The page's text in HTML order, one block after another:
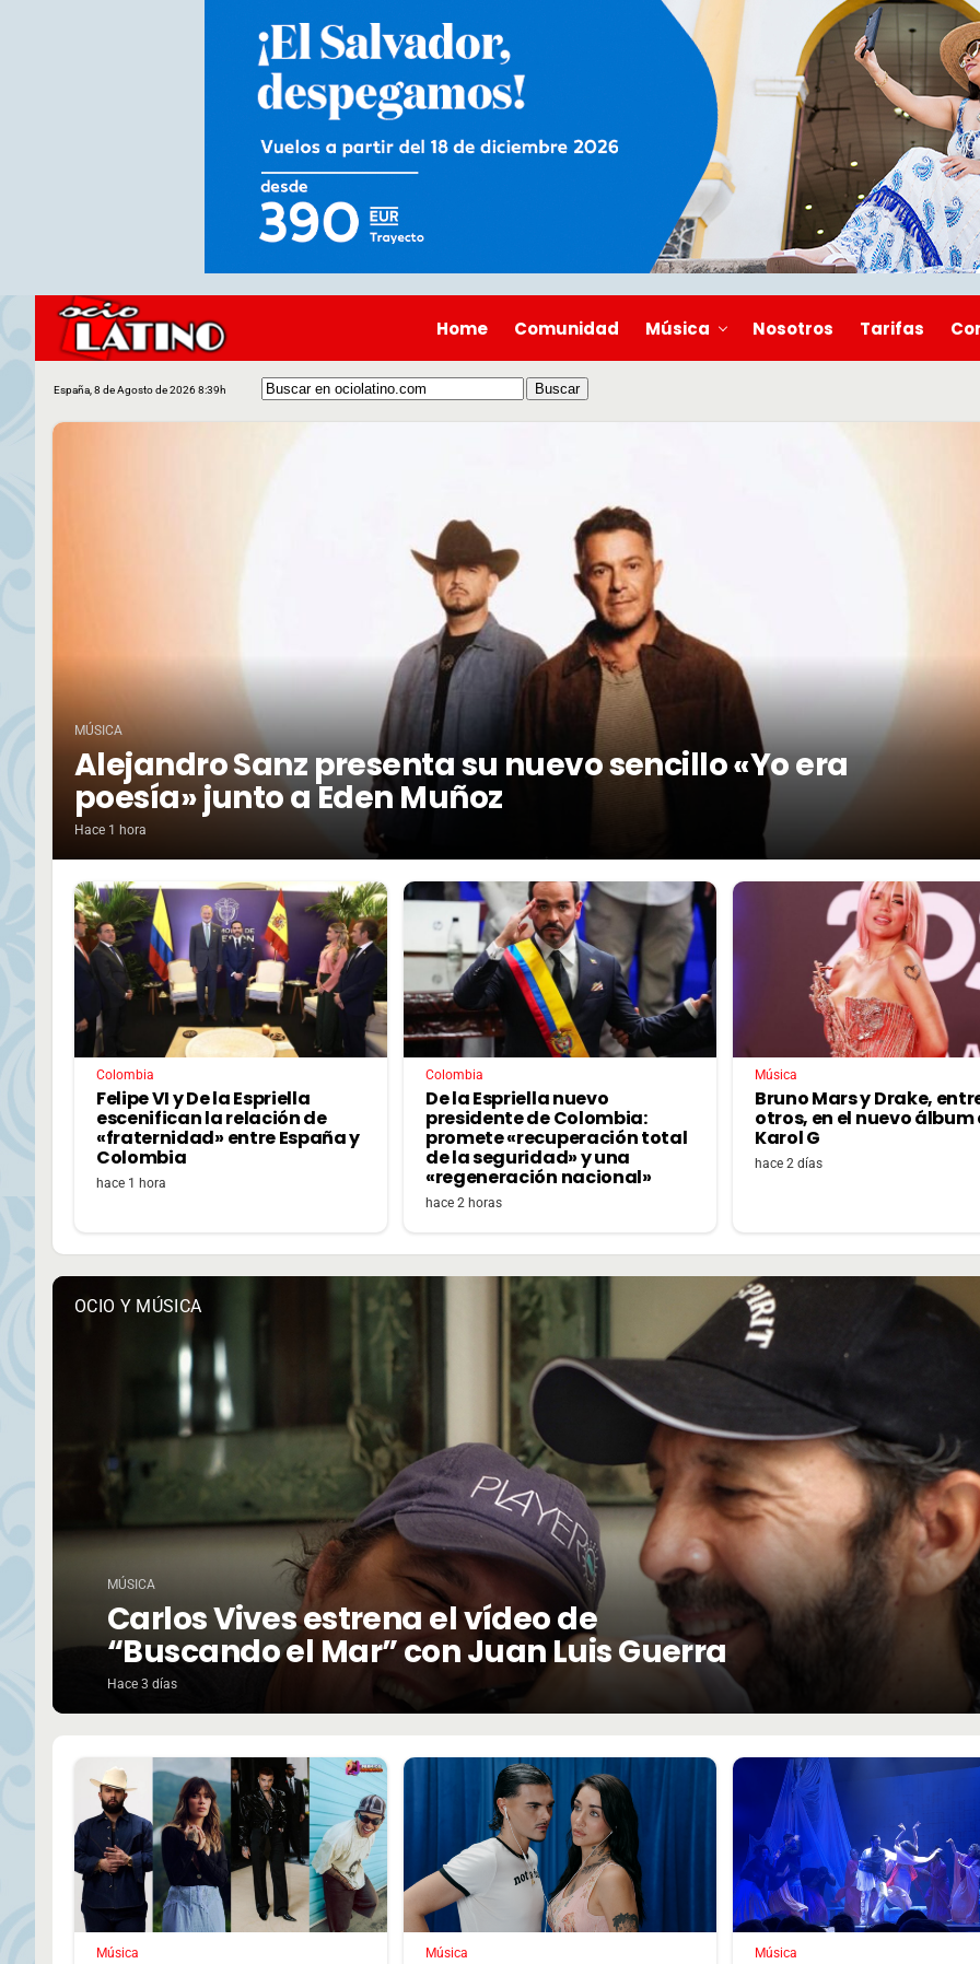
Home Comunidad Música Nosotros Tarifas
España, 8 de Agosto de 2026 8:39h
MÚSICA
Alejandro Sanz presenta su nuevo sencillo «Yo era
poesía» junto a Eden Muñoz
Hace 1 hora
Colombia
Felipe VI y De la Espriella
escenifican la relación de
«fraternidad» entre España y
Colombia
hace 1 hora
Colombia
De la Espriella nuevo
presidente de Colombia:
promete «recuperación total
de la seguridad» y una
«regeneración nacional»
hace 2 horas
Música
Bruno Mars y Drake,
otros, en el nuevo álbum
Karol G
hace 2 días
OCIO Y MÚSICA
MÚSICA
Carlos Vives estrena el vídeo de
“Buscando el Mar” con Juan Luis Guerra
Hace 3 días
Música Música Música